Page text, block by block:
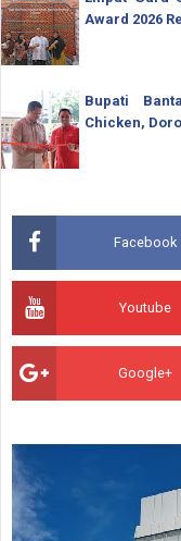
Award 2026
Bupati
Chicken,
Facebook
Youtube
Google+